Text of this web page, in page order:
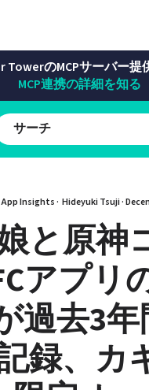
TowerのMCPサーバー提
MCP連携の詳細を知る
Insights · Hideyuki Tsuji ·
と原神
アプリ
過去3
録、カ